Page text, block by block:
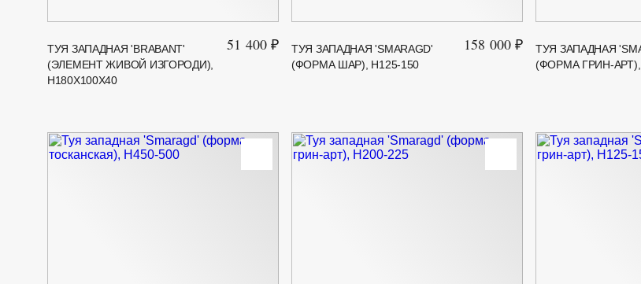
ТУЯ ЗАПАДНАЯ 'BRABANT'
(ЭЛЕМЕНТ ЖИВОЙ ИЗГОРОДИ),
H180Х100Х40
51 400 ₽
ТУЯ ЗАПАДНАЯ 'SMARAGD'
(ФОРМА ШАР), H125-150
158 000 ₽
ТУЯ ЗАПАДНАЯ
(ФОРМА ГРИН-АРТ),